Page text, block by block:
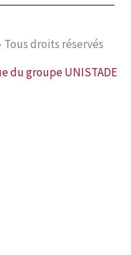
droits réservés
du groupe UNISTADE